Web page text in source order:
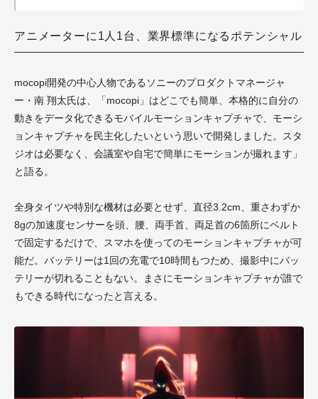
アニメーターに1人1台、業界標準になるポテンシャル
mocopi開発の中心人物であるソニーのプロダクトマネージャ
ー・南 翔太氏は、「mocopi」はどこでも簡単、本格的に自分の
動きをデータ化できるモバイルモーションキャプチャで、モーシ
ョンキャプチャを民主化したいという思いで開発しました。スタ
ジオは必要なく、会議室や自宅で簡単にモーションが撮れます」
と語る。
全身タイツや特別な機材は必要とせず、直径3.2cm、重さわずか
8gの加速度センサーを頭、腰、両手首、両足首の6箇所にベルト
で固定するだけで、スマホを使ってのモーションキャプチャが可
能だ。バッテリーは1回の充電で10時間もつため、撮影中にバッ
テリーが切れることもない。まさにモーションキャプチャが誰で
もできる時代になったと言える。